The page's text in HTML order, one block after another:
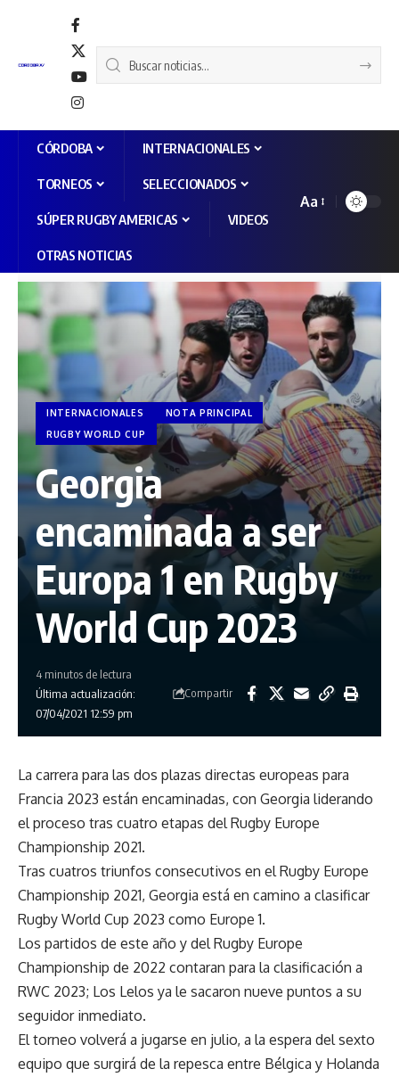
CÓRDOBA INTERNACIONALES
TORNEOS SELECCIONADOS
SÚPER RUGBY AMERICAS VIDEOS
OTRAS NOTICIAS
Aa
INTERNACIONALES
NOTA PRINCIPAL
RUGBY WORLD CUP
Georgia
encaminada a ser
Europa 1 en Rugby
World Cup 2023
Última actualización:
07/04/2021 12:59 pm
4 minutos de lectura
Compartir
La carrera para las dos plazas directas europeas para
Francia 2023 están encaminadas, con Georgia liderando
el proceso tras cuatro etapas del Rugby Europe
Championship 2021.
Tras cuatros triunfos consecutivos en el Rugby Europe
Championship 2021, Georgia está en camino a clasificar
Rugby World Cup 2023 como Europe 1.
Los partidos de este año y del Rugby Europe
Championship de 2022 contaran para la clasificación a
RWC 2023; Los Lelos ya le sacaron nueve puntos a su
seguidor inmediato.
El torneo volverá a jugarse en julio, a la espera del sexto
equipo que surgirá de la repesca entre Bélgica y Holanda